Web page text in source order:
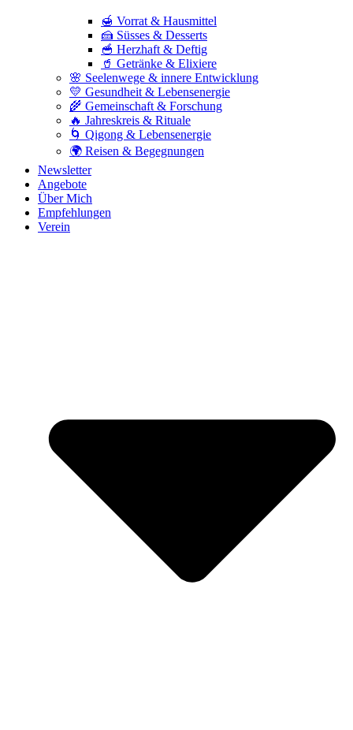
🍯 Vorrat & Hausmittel
🍰 Süsses & Desserts
🥣 Herzhaft & Deftig
🥤 Getränke & Elixiere
🌸 Seelenwege & innere Entwicklung
💛 Gesundheit & Lebensenergie
🌾 Gemeinschaft & Forschung
🔥 Jahreskreis & Rituale
🌀 Qigong & Lebensenergie
🌍 Reisen & Begegnungen
Newsletter
Angebote
Über Mich
Empfehlungen
Verein